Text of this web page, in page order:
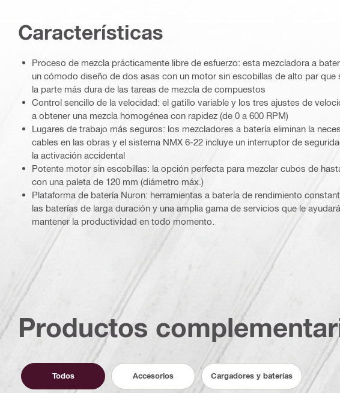
Características
Proceso de mezcla prácticamente libre de esfuerzo: esta mezcladora a
un cómodo diseño de dos asas con un motor sin escobillas de alto par que
la parte más dura de las tareas de mezcla de compuestos
Control sencillo de la velocidad: el gatillo variable y los tres ajustes de
a obtener una mezcla homogénea con rapidez (de 0 a 600 RPM)
Lugares de trabajo más seguros: los mezcladores a batería eliminan la
cables en las obras y el sistema NMX 6-22 incluye un interruptor de
la activación accidental
Potente motor sin escobillas: la opción perfecta para mezclar cubos de
con una paleta de 120 mm (diámetro máx.)
Plataforma de batería Nuron: herramientas a batería de rendimiento
las baterías de larga duración y una amplia gama de servicios que le
mantener la productividad en todo momento.
Productos
Todos Accesorios Cargadores y baterías